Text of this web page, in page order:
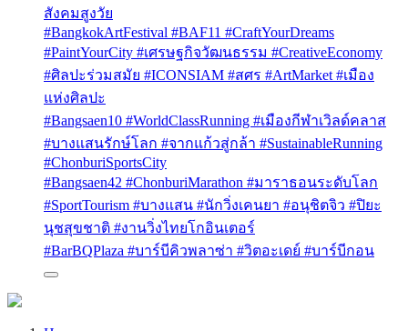
สังคมสูงวัย
#BangkokArtFestival #BAF11 #CraftYourDreams
#PaintYourCity #เศรษฐกิจวัฒนธรรม #CreativeEconomy
#ศิลปะร่วมสมัย #ICONSIAM #สศร #ArtMarket #เมือง
แห่งศิลปะ
#Bangsaen10 #WorldClassRunning #เมืองกีฬาเวิลด์คลาส
#บางแสนรักษ์โลก #จากแก้วสู่กล้า #SustainableRunning
#ChonburiSportsCity
#Bangsaen42 #ChonburiMarathon #มาราธอนระดับโลก
#SportTourism #บางแสน #นักวิ่งเคนยา #อนุชิตจิว #ปิยะ
นุชสุขชาติ #งานวิ่งไทยโกอินเตอร์
#BarBQPlaza #บาร์บีคิวพลาซ่า #วิตอะเดย์ #บาร์บีกอน